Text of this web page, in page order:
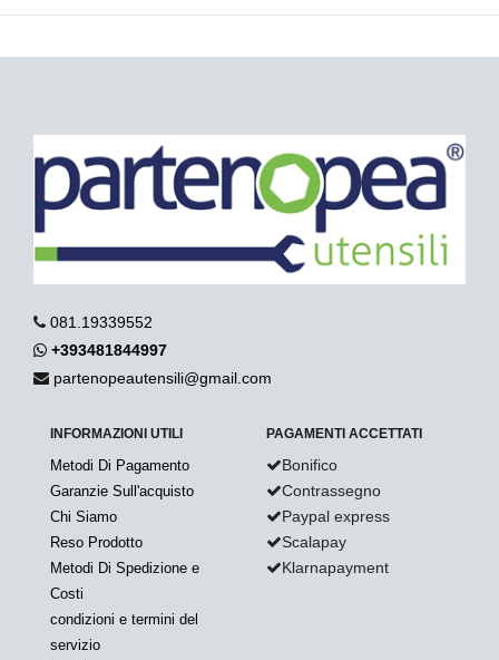
081.19339552
+393481844997
partenopeautensili@gmail.com
INFORMAZIONI UTILI
Metodi Di Pagamento
Garanzie Sull'acquisto
Chi Siamo
Reso Prodotto
Metodi Di Spedizione e
Costi
condizioni e termini del
servizio
PAGAMENTI ACCETTATI
Bonifico
Contrassegno
Paypal express
Scalapay
Klarnapayment